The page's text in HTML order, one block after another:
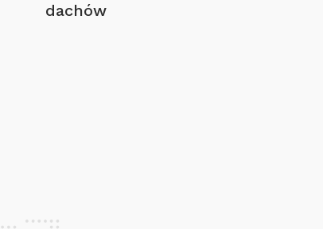
dachów